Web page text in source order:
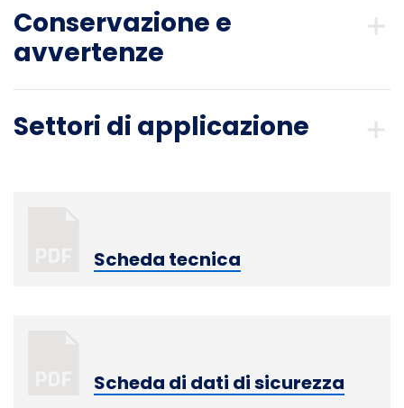
Conservazione e
avvertenze
Settori di applicazione
Scheda tecnica
Scheda di dati di sicurezza